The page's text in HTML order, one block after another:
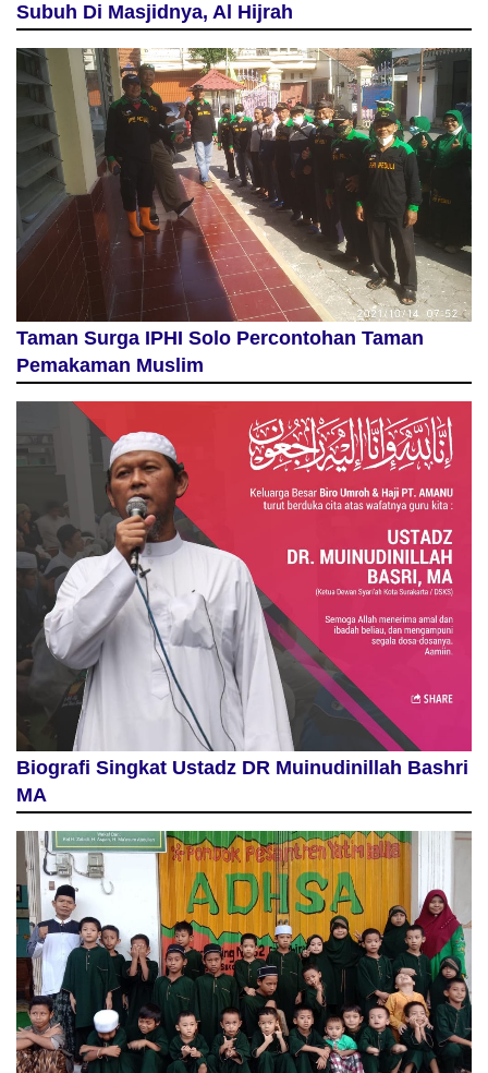
Subuh Di Masjidnya, Al Hijrah
Taman Surga IPHI Solo Percontohan Taman
Pemakaman Muslim
Biografi Singkat Ustadz DR Muinudinillah Bashri
MA